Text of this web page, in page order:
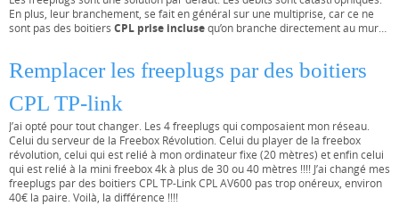
En plus, leur branchement, se fait en général sur une multiprise, car ce ne
sont pas des boitiers CPL prise incluse qu’on branche directement au mur…
Remplacer les freeplugs par des boitiers
CPL TP-link
J’ai opté pour tout changer. Les 4 freeplugs qui composaient mon réseau.
Celui du serveur de la Freebox Révolution. Celui du player de la freebox
révolution, celui qui est relié à mon ordinateur fixe (20 mètres) et enfin celui
qui est relié à la mini freebox 4k à plus de 30 ou 40 mètres !!!! J’ai changé mes
freeplugs par des boitiers CPL TP-Link CPL AV600 pas trop onéreux, environ
40€ la paire. Voilà, la différence !!!!